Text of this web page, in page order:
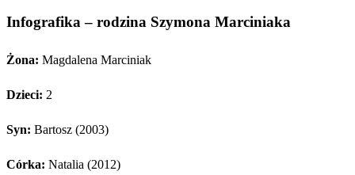
Infografika – rodzina Szymona Marciniaka
Żona: Magdalena Marciniak
Dzieci: 2
Syn: Bartosz (2003)
Córka: Natalia (2012)